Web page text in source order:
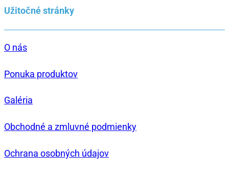
Užitočné stránky
O nás
Ponuka produktov
Galéria
Obchodné a zmluvné podmienky
Ochrana osobných údajov